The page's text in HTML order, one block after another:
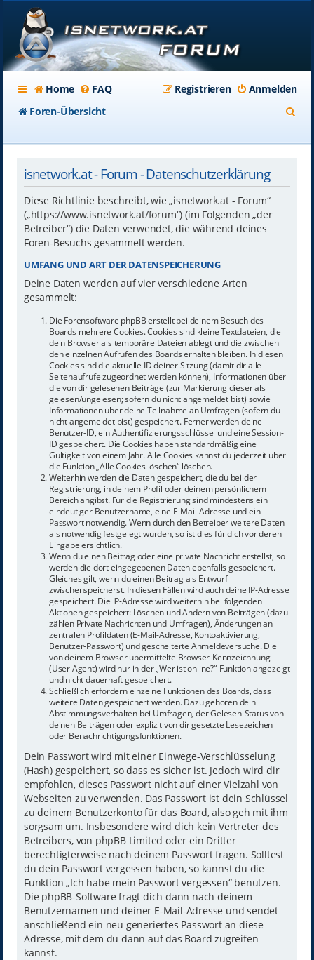
Home FAQ Anmelden
Registrieren
Foren-Übersicht
isnetwork.at - Forum - Datenschutzerklärung
Diese Richtlinie beschreibt, wie „isnetwork.at - Forum“
(„https://www.isnetwork.at/forum“) (im Folgenden „der
Betreiber“) die Daten verwendet, die während deines
Foren-Besuchs gesammelt werden.
UMFANG UND ART DER DATENSPEICHERUNG
Deine Daten werden auf vier verschiedene Arten
gesammelt:
Die Forensoftware phpBB erstellt bei deinem Besuch des
Boards mehrere Cookies. Cookies sind kleine Textdateien, die
dein Browser als temporäre Dateien ablegt und die zwischen
den einzelnen Aufrufen des Boards erhalten bleiben. In diesen
Cookies sind die aktuelle ID deiner Sitzung (damit dir alle
Seitenaufrufe zugeordnet werden können), Informationen über
die von dir gelesenen Beiträge (zur Markierung dieser als
gelesen/ungelesen; sofern du nicht angemeldet bist) sowie
Informationen über deine Teilnahme an Umfragen (sofern du
nicht angemeldet bist) gespeichert. Ferner werden deine
Benutzer-ID, ein Authentifizierungsschlüssel und eine Session-
ID gespeichert. Die Cookies haben standardmäßig eine
Gültigkeit von einem Jahr. Alle Cookies kannst du jederzeit über
die Funktion „Alle Cookies löschen“ löschen.
Weiterhin werden die Daten gespeichert, die du bei der
Registrierung, in deinem Profil oder deinem persönlichem
Bereich angibst. Für die Registrierung sind mindestens ein
eindeutiger Benutzername, eine E-Mail-Adresse und ein
Passwort notwendig. Wenn durch den Betreiber weitere Daten
als notwendig festgelegt wurden, so ist dies für dich vor deren
Eingabe ersichtlich.
Wenn du einen Beitrag oder eine private Nachricht erstellst, so
werden die dort eingegebenen Daten ebenfalls gespeichert.
Gleiches gilt, wenn du einen Beitrag als Entwurf
zwischenspeicherst. In diesen Fällen wird auch deine IP-Adresse
gespeichert. Die IP-Adresse wird weiterhin bei folgenden
Aktionen gespeichert: Löschen und Ändern von Beiträgen (dazu
zählen Private Nachrichten und Umfragen), Änderungen an
zentralen Profildaten (E-Mail-Adresse, Kontoaktivierung,
Benutzer-Passwort) und gescheiterte Anmeldeversuche. Die
von deinem Browser übermittelte Browser-Kennzeichnung
(User Agent) wird nur in der „Wer ist online?“-Funktion angezeigt
und nicht dauerhaft gespeichert.
Schließlich erfordern einzelne Funktionen des Boards, dass
weitere Daten gespeichert werden. Dazu gehören dein
Abstimmungsverhalten bei Umfragen, der Gelesen-Status von
deinen Beiträgen oder explizit von dir gesetzte Lesezeichen
oder Benachrichtigungsfunktionen.
Dein Passwort wird mit einer Einwege-Verschlüsselung
(Hash) gespeichert, so dass es sicher ist. Jedoch wird dir
empfohlen, dieses Passwort nicht auf einer Vielzahl von
Webseiten zu verwenden. Das Passwort ist dein Schlüssel
zu deinem Benutzerkonto für das Board, also geh mit ihm
sorgsam um. Insbesondere wird dich kein Vertreter des
Betreibers, von phpBB Limited oder ein Dritter
berechtigterweise nach deinem Passwort fragen. Solltest
du dein Passwort vergessen haben, so kannst du die
Funktion „Ich habe mein Passwort vergessen“ benutzen.
Die phpBB-Software fragt dich dann nach deinem
Benutzernamen und deiner E-Mail-Adresse und sendet
anschließend ein neu generiertes Passwort an diese
Adresse, mit dem du dann auf das Board zugreifen
kannst.